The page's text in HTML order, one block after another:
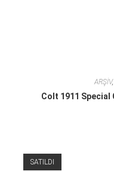
ARŞİV,
Colt 1911 Special
SATILDI